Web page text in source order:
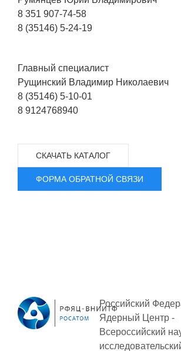
СОЦИАЛЬНАЯ
Охрана окружающей среды
Обеспечение жильем
Социальная поддержка
Санаторий-профилакторий
Высокая социальная
ВНИИТФ
Книги
8 351 907-74-58
8 (35146) 5-24-19
Главный специалист
Рущинский Владимир Николаевич
8 (35146) 5-10-01
8 9124768940
СКАЧАТЬ КАТАЛОГ
ФОРМА ОБРАТНОЙ СВЯЗИ
Российский
Ядерный Центр -
Всероссийский